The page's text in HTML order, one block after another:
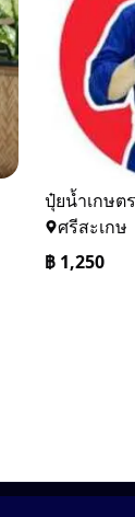
ศรีสะเกษ
฿ 1,250